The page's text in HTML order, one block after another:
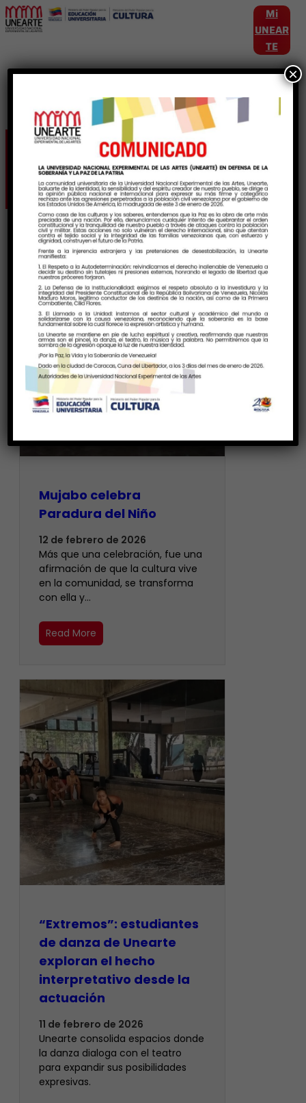
Mi
UNEAR
TE
Etiqueta:Cultura
Mujabo celebra
Paradura del Niño
12 de febrero de 2026
Más que una celebración, fue una
afirmación de que la cultura vive
en la comunidad, se transforma
con ella y…
Read More
“Extremos”: estudiantes
de danza de Unearte
exploran el hecho
interpretativo desde la
actuación
11 de febrero de 2026
Unearte consolida espacios donde
la danza dialoga con el teatro
para expandir sus posibilidades
expresivas.
×